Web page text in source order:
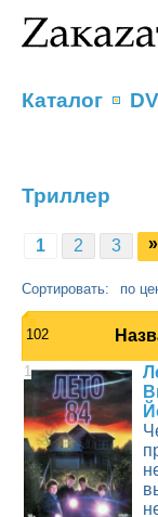
Каталог
Триллер
1 2 3 »
Сортировать: по
102
1